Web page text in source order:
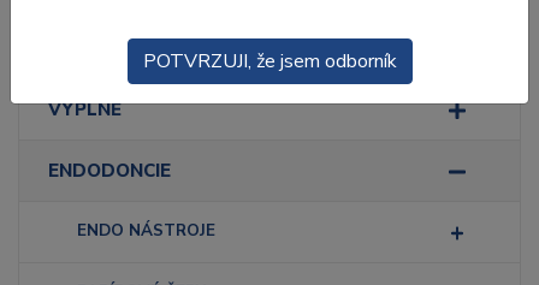
OTISKOVÁNÍ
VÝPLNĚ
ENDODONCIE
ENDO NÁSTROJE
POTVRZUJI, že jsem odborník